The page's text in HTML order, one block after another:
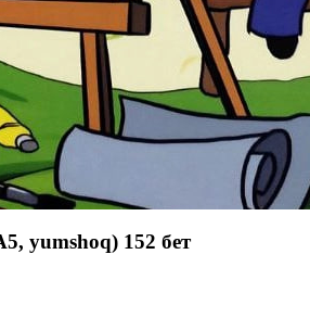
yumshoq) 152 бет